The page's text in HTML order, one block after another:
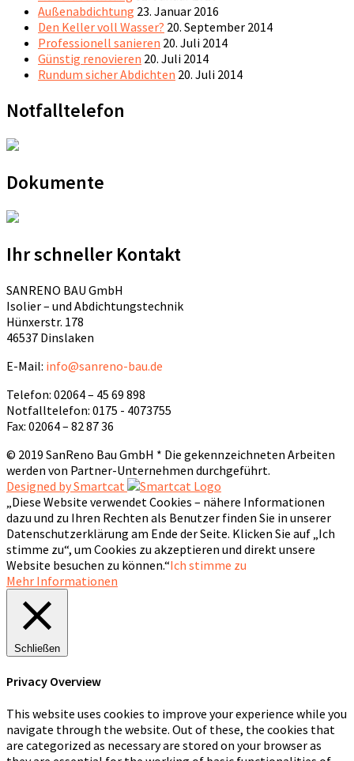
Außenabdichtung 23. Januar 2016
Den Keller voll Wasser? 20. September 2014
Professionell sanieren 20. Juli 2014
Günstig renovieren 20. Juli 2014
Rundum sicher Abdichten 20. Juli 2014
Notfalltelefon
Dokumente
Ihr schneller Kontakt
SANRENO BAU GmbH
Isolier – und Abdichtungstechnik
Hünxerstr. 178
46537 Dinslaken
E-Mail: info@sanreno-bau.de
Telefon: 02064 – 45 69 898
Notfalltelefon: 0175 - 4073755
Fax: 02064 – 82 87 36
© 2019 SanReno Bau GmbH * Die gekennzeichneten Arbeiten
werden von Partner-Unternehmen durchgeführt.
Designed by Smartcat
„Diese Website verwendet Cookies – nähere Informationen
dazu und zu Ihren Rechten als Benutzer finden Sie in unserer
Datenschutzerklärung am Ende der Seite. Klicken Sie auf „Ich
stimme zu“, um Cookies zu akzeptieren und direkt unsere
Website besuchen zu können.“Ich stimme zu
Mehr Informationen
Schließen
Privacy Overview
This website uses cookies to improve your experience while you
navigate through the website. Out of these, the cookies that
are categorized as necessary are stored on your browser as